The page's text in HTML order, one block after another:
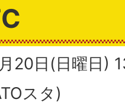
20日(日曜日)
スタ)